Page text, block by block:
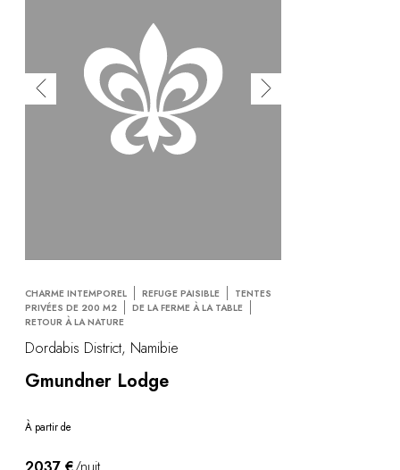
CHARME INTEMPOREL REFUGE PAISIBLE
TENTES
PRIVÉES DE 200 M2
DE LA FERME À LA TABLE
RETOUR À LA NATURE
Dordabis District, Namibie
Gmundner Lodge
À partir de